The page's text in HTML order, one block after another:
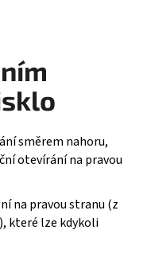
směrem nahoru,
otevírání na pravou
na pravou stranu (z
které lze kdykoli